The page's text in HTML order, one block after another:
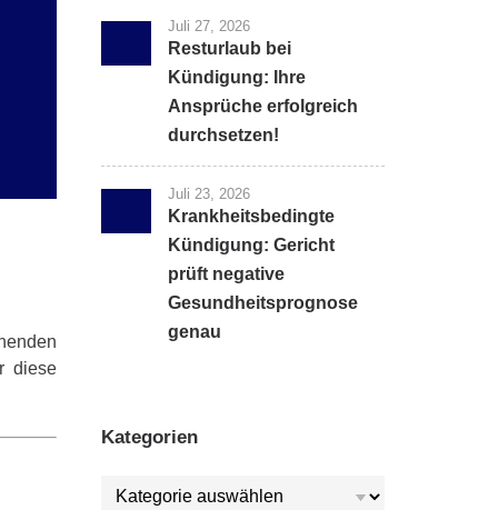
diese
Juli 27, 2026
Resturlaub bei
Kündigung: Ihre
Ansprüche erfolgreich
durchsetzen!
Juli 23, 2026
Krankheitsbedingte
Kündigung: Gericht
prüft negative
Gesundheitsprognose
genau
Kategorien
Kategorien